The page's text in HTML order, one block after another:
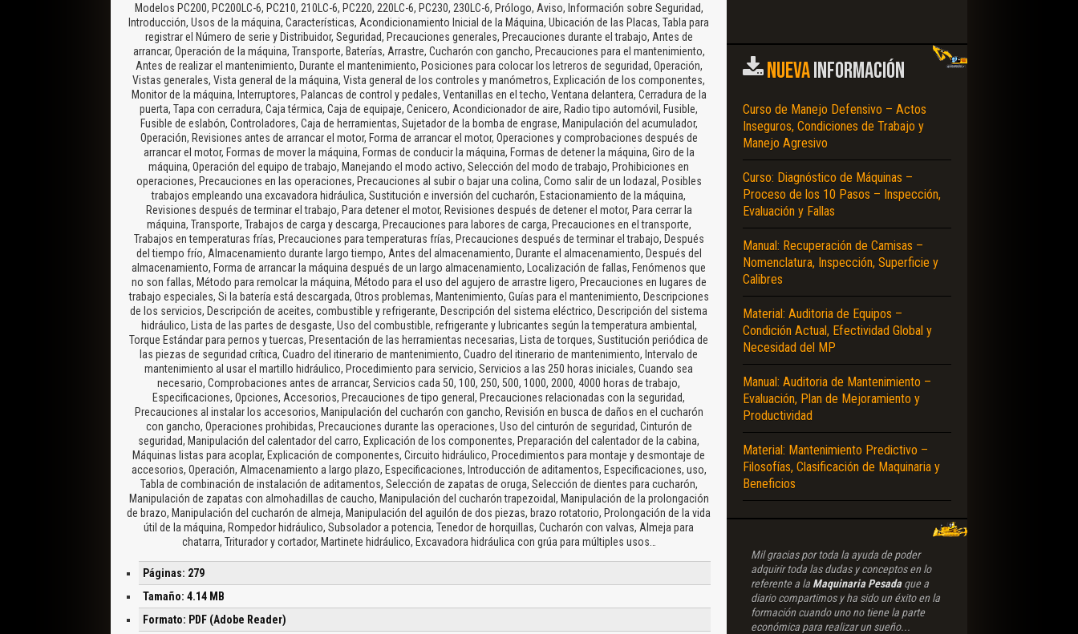
Modelos PC200, PC200LC-6, PC210, 210LC-6, PC220, 220LC-6, PC230, 230LC-6, Prólogo, Aviso, Información sobre Seguridad,
Introducción, Usos de la máquina, Características, Acondicionamiento Inicial de la Máquina, Ubicación de las Placas, Tabla para
registrar el Número de serie y Distribuidor, Seguridad, Precauciones generales, Precauciones durante el trabajo, Antes de
arrancar, Operación de la máquina, Transporte, Baterías, Arrastre, Cucharón con gancho, Precauciones para el mantenimiento,
Antes de realizar el mantenimiento, Durante el mantenimiento, Posiciones para colocar los letreros de seguridad, Operación,
Vistas generales, Vista general de la máquina, Vista general de los controles y manómetros, Explicación de los componentes,
Monitor de la máquina, Interruptores, Palancas de control y pedales, Ventanillas en el techo, Ventana delantera, Cerradura de la
puerta, Tapa con cerradura, Caja térmica, Caja de equipaje, Cenicero, Acondicionador de aire, Radio tipo automóvil, Fusible,
Fusible de eslabón, Controladores, Caja de herramientas, Sujetador de la bomba de engrase, Manipulación del acumulador,
Operación, Revisiones antes de arrancar el motor, Forma de arrancar el motor, Operaciones y comprobaciones después de
arrancar el motor, Formas de mover la máquina, Formas de conducir la máquina, Formas de detener la máquina, Giro de la
máquina, Operación del equipo de trabajo, Manejando el modo activo, Selección del modo de trabajo, Prohibiciones en
operaciones, Precauciones en las operaciones, Precauciones al subir o bajar una colina, Como salir de un lodazal, Posibles
trabajos empleando una excavadora hidráulica, Sustitución e inversión del cucharón, Estacionamiento de la máquina,
Revisiones después de terminar el trabajo, Para detener el motor, Revisiones después de detener el motor, Para cerrar la
máquina, Transporte, Trabajos de carga y descarga, Precauciones para labores de carga, Precauciones en el transporte,
Trabajos en temperaturas frías, Precauciones para temperaturas frías, Precauciones después de terminar el trabajo, Después
del tiempo frío, Almacenamiento durante largo tiempo, Antes del almacenamiento, Durante el almacenamiento, Después del
almacenamiento, Forma de arrancar la máquina después de un largo almacenamiento, Localización de fallas, Fenómenos que
no son fallas, Método para remolcar la máquina, Método para el uso del agujero de arrastre ligero, Precauciones en lugares de
trabajo especiales, Si la batería está descargada, Otros problemas, Mantenimiento, Guías para el mantenimiento, Descripciones
de los servicios, Descripción de aceites, combustible y refrigerante, Descripción del sistema eléctrico, Descripción del sistema
hidráulico, Lista de las partes de desgaste, Uso del combustible, refrigerante y lubricantes según la temperatura ambiental,
Torque Estándar para pernos y tuercas, Presentación de las herramientas necesarias, Lista de torques, Sustitución periódica de
las piezas de seguridad crítica, Cuadro del itinerario de mantenimiento, Cuadro del itinerario de mantenimiento, Intervalo de
mantenimiento al usar el martillo hidráulico, Procedimiento para servicio, Servicios a las 250 horas iniciales, Cuando sea
necesario, Comprobaciones antes de arrancar, Servicios cada 50, 100, 250, 500, 1000, 2000, 4000 horas de trabajo,
Especificaciones, Opciones, Accesorios, Precauciones de tipo general, Precauciones relacionadas con la seguridad,
Precauciones al instalar los accesorios, Manipulación del cucharón con gancho, Revisión en busca de daños en el cucharón
con gancho, Operaciones prohibidas, Precauciones durante las operaciones, Uso del cinturón de seguridad, Cinturón de
seguridad, Manipulación del calentador del carro, Explicación de los componentes, Preparación del calentador de la cabina,
Máquinas listas para acoplar, Explicación de componentes, Circuito hidráulico, Procedimientos para montaje y desmontaje de
accesorios, Operación, Almacenamiento a largo plazo, Especificaciones, Introducción de aditamentos, Especificaciones, uso,
Tabla de combinación de instalación de aditamentos, Selección de zapatas de oruga, Selección de dientes para cucharón,
Manipulación de zapatas con almohadillas de caucho, Manipulación del cucharón trapezoidal, Manipulación de la prolongación
de brazo, Manipulación del cucharón de almeja, Manipulación del aguilón de dos piezas, brazo rotatorio, Prolongación de la vida
útil de la máquina, Rompedor hidráulico, Subsolador a potencia, Tenedor de horquillas, Cucharón con valvas, Almeja para
chatarra, Triturador y cortador, Martinete hidráulico, Excavadora hidráulica con grúa para múltiples usos…
Páginas: 279
Tamaño: 4.14 MB
Formato: PDF (Adobe Reader)
NUEVAINFORMACIÓN
Curso de Manejo Defensivo – Actos
Inseguros, Condiciones de Trabajo y
Manejo Agresivo
Curso: Diagnóstico de Máquinas –
Proceso de los 10 Pasos – Inspección,
Evaluación y Fallas
Manual: Recuperación de Camisas –
Nomenclatura, Inspección, Superficie y
Calibres
Material: Auditoria de Equipos –
Condición Actual, Efectividad Global y
Necesidad del MP
Manual: Auditoria de Mantenimiento –
Evaluación, Plan de Mejoramiento y
Productividad
Material: Mantenimiento Predictivo –
Filosofías, Clasificación de Maquinaria y
Beneficios
Mil gracias por toda la ayuda de poder
adquirir toda las dudas y conceptos en lo
referente a la Maquinaria Pesadaque a
diario compartimos y ha sido un éxito en la
formación cuando uno no tiene la parte
económica para realizar un sueño...